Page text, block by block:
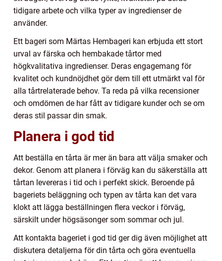
tidigare arbete och vilka typer av ingredienser de
använder.
Ett bageri som Märtas Hembageri kan erbjuda ett stort
urval av färska och hembakade tårtor med
högkvalitativa ingredienser. Deras engagemang för
kvalitet och kundnöjdhet gör dem till ett utmärkt val för
alla tårtrelaterade behov. Ta reda på vilka recensioner
och omdömen de har fått av tidigare kunder och se om
deras stil passar din smak.
Planera i god tid
Att beställa en tårta är mer än bara att välja smaker och
dekor. Genom att planera i förväg kan du säkerställa att
tårtan levereras i tid och i perfekt skick. Beroende på
bageriets beläggning och typen av tårta kan det vara
klokt att lägga beställningen flera veckor i förväg,
särskilt under högsäsonger som sommar och jul.
Att kontakta bageriet i god tid ger dig även möjlighet att
diskutera detaljerna för din tårta och göra eventuella